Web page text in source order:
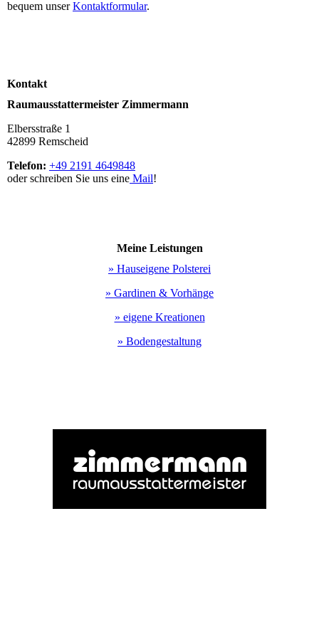
bequem unserKontaktformular.
Kontakt
Raumausstattermeister Zimmermann
Elbersstraße 1
42899 Remscheid
Telefon: +49 2191 4649848
oder schreiben Sie uns eine Mail!
Meine Leistungen
» Hauseigene Polsterei
» Gardinen & Vorhänge
» eigene Kreationen
» Bodengestaltung